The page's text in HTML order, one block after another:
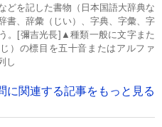
どを記した書物（日本国語大辞典な
書、辞彙（じい）、字典、字彙、字
。[彌吉光長]▲種類一般に文字また
）の標目を五十音またはアルファ
し
に関連する記事をもっと見る